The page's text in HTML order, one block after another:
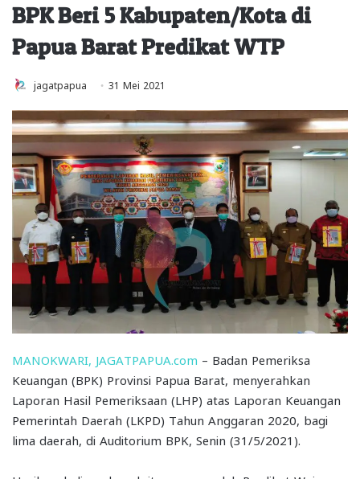
BPK Beri 5 Kabupaten/Kota di
Papua Barat Predikat WTP
jagatpapua 31 Mei 2021
MANOKWARI, JAGATPAPUA.com – Badan Pemeriksa
Keuangan (BPK) Provinsi Papua Barat, menyerahkan
Laporan Hasil Pemeriksaan (LHP) atas Laporan Keuangan
Pemerintah Daerah (LKPD) Tahun Anggaran 2020, bagi
lima daerah, di Auditorium BPK, Senin (31/5/2021).